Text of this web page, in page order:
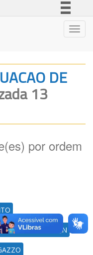
Legislação
Canais
DE
13
por ordem
PADOIN